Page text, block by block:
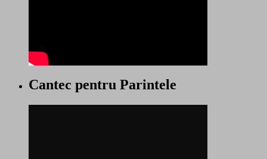
Cantec pentru Parintele